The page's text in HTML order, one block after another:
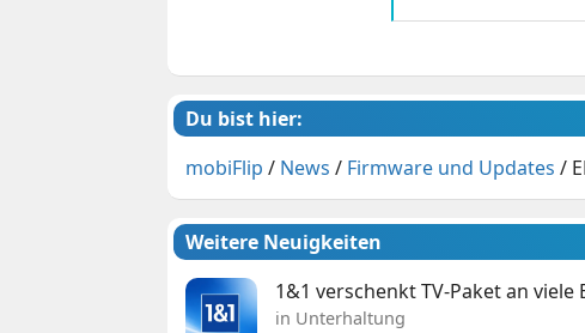
Du bist hier:
mobiFlip / News / Firmware und Updates /
Weitere Neuigkeiten
1&1 verschenkt TV-Paket an viele
in Unterhaltung